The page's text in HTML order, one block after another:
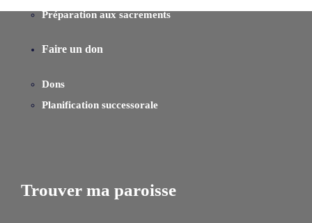
Préparation aux sacrements
Faire un don
Dons
Planification successorale
Trouver ma paroisse